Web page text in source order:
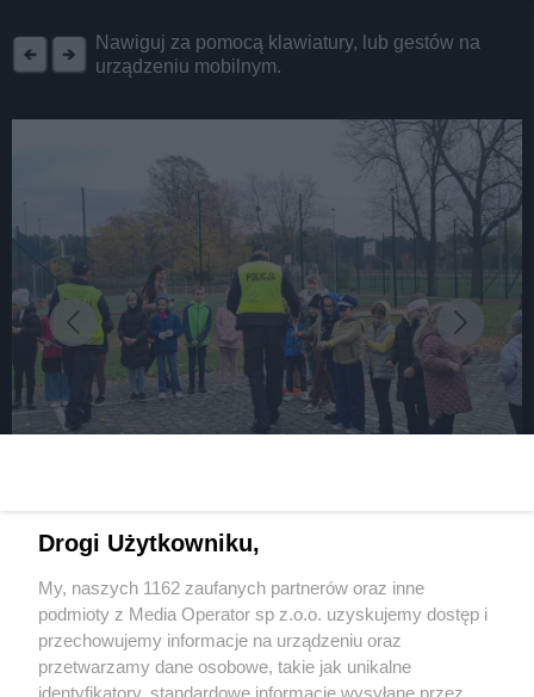
Nawiguj za pomocą klawiatury, lub gestów na
urządzeniu mobilnym.
Policjanci łączą siły z nauczycielami. Odblaskowe
Wydawca mediów lokalnych
Drogi Użytkowniku,
My, naszych 1162 zaufanych partnerów oraz inne
podmioty z Media Operator sp z.o.o. uzyskujemy dostęp i
przechowujemy informacje na urządzeniu oraz
przetwarzamy dane osobowe, takie jak unikalne
identyfikatory, standardowe informacje wysyłane przez